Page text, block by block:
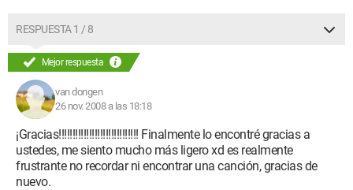
RESPUESTA 1 / 8
Mejor respuesta
van dongen
26 nov. 2008 a las 18:18
¡Gracias!!!!!!!!!!!!!!!!!!!!!!!!!!!!! Finalmente lo encontré gracias a
ustedes, me siento mucho más ligero xd es realmente
frustrante no recordar ni encontrar una canción, gracias de
nuevo.